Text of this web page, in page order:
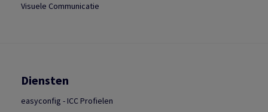
Visuele Communicatie
Diensten
easyconfig - ICC Profielen